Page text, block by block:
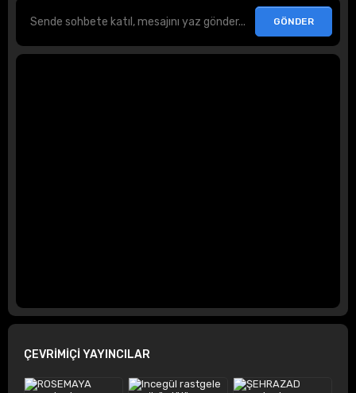
ÇEVRİMİÇİ YAYINCILAR